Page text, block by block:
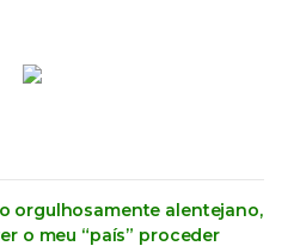
orgulhosamente alentejano,
o meu “país” proceder